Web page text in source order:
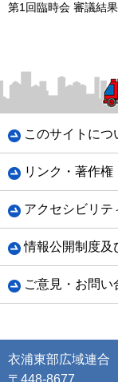
第1回臨時会 審議結果
このサイトにつ
リンク・著作権
アクセシビリテ
情報公開制度及
ご意見・お問い
衣浦東部広域連合